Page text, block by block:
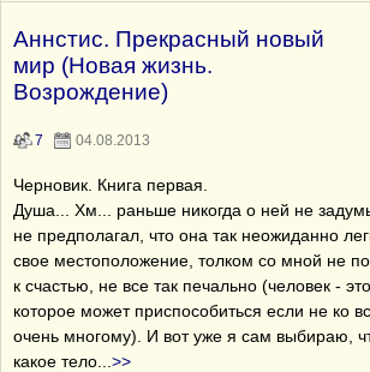
Аннстис. Прекрасный новый
мир (Новая жизнь.
Возрождение)
7 04.08.2013
Черновик. Книга первая.
Душа... Хм... раньше никогда о ней не
не предполагал, что она так неожиданно
свое местоположение, толком со мной не
к счастью, не все так печально (человек -
которое может приспособиться если не ко
очень многому). И вот уже я сам выбираю,
какое тело
>>